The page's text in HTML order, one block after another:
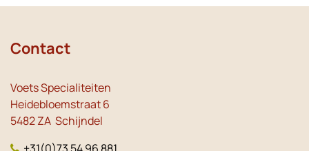
Contact
Voets Specialiteiten
Heidebloemstraat 6
5482 ZA Schijndel